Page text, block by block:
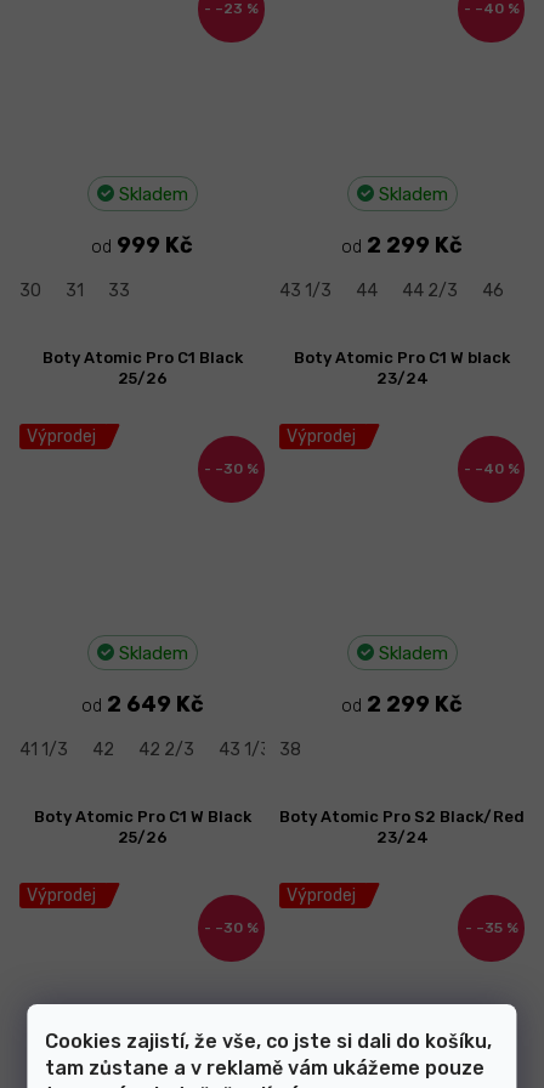
Cookies zajistí, že vše, co jste si dali do košíku,
tam zůstane a v reklamě vám ukážeme pouze
–23 %
Skladem
od 999 Kč
30 31 33
–40 %
Skladem
od 2 299 Kč
43 1/3 44 44 2/3 46
Výprodej
–30 %
Boty Atomic Pro C1 Black
25/26
Skladem
od 2 649 Kč
41 1/3 42 42 2/3 43 1/3 44
Výprodej
–40 %
Boty Atomic Pro C1 W black
23/24
Skladem
od 2 299 Kč
38
Výprodej
–30 %
Boty Atomic Pro C1 W Black
25/26
Výprodej
–35 %
Boty Atomic Pro S2 Black/Red
23/24